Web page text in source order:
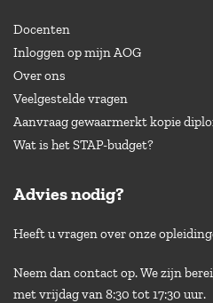
Docenten
Inloggen op mijn AOG
Over ons
Veelgestelde vragen
Aanvraag gewaarmerkt kopie
Wat is het STAP-budget?
Advies nodig?
Heeft u vragen over onze
Neem dan contact op. We zijn
met vrijdag van 8:30 tot 17:30 uur.